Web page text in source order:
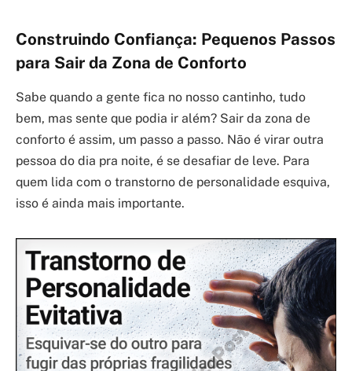
Construindo Confiança: Pequenos Passos
para Sair da Zona de Conforto
Sabe quando a gente fica no nosso cantinho, tudo
bem, mas sente que podia ir além? Sair da zona de
conforto é assim, um passo a passo. Não é virar outra
pessoa do dia pra noite, é se desafiar de leve. Para
quem lida com o transtorno de personalidade esquiva,
isso é ainda mais importante.